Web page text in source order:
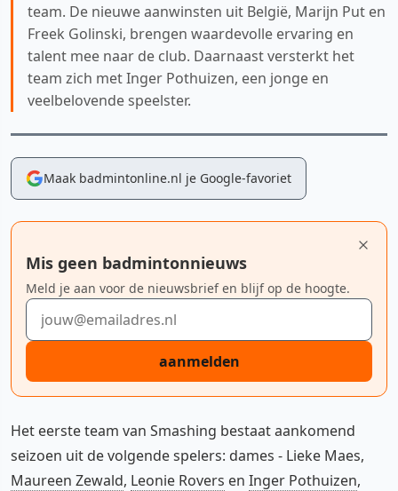
team. De nieuwe aanwinsten uit België, Marijn Put en
Freek Golinski, brengen waardevolle ervaring en
talent mee naar de club. Daarnaast versterkt het
team zich met Inger Pothuizen, een jonge en
veelbelovende speelster.
Maak badmintonline.nl je Google-favoriet
Mis geen badmintonnieuws
Meld je aan voor de nieuwsbrief en blijf op de hoogte.
E-mailadres
aanmelden
Het eerste team van Smashing bestaat aankomend
seizoen uit de volgende spelers: dames - Lieke Maes,
Maureen Zewald, Leonie Rovers en Inger Pothuizen,